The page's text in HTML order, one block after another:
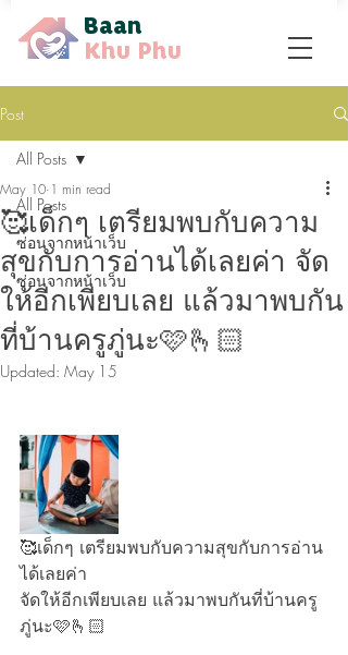
Baan
Khu Phu
Post
All Posts
ซ่อนจากหน้าเว็บ
ซ่อนจากหน้าเว็บ
All Posts
🥰เด็กๆ เตรียมพบกับความ
สุขกับการอ่านได้เลยค่า จัด
ให้อีกเพียบเลย แล้วมาพบกัน
ที่บ้านครูภู่นะ🩷🫰🏻
May 10 1 min read
Updated: May 15
🥰เด็กๆ เตรียมพบกับความสุขกับการอ่าน
ได้เลยค่า
จัดให้อีกเพียบเลย แล้วมาพบกันที่บ้านครู
ภู่นะ🩷🫰🏻